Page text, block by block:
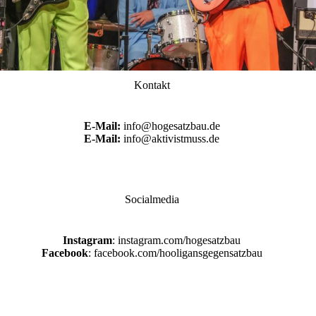
Kontakt
E-Mail: info@hogesatzbau.de
E-Mail: info@aktivistmuss.de
Socialmedia
Instagram: instagram.com/hogesatzbau
Facebook: facebook.com/hooligansgegensatzbau